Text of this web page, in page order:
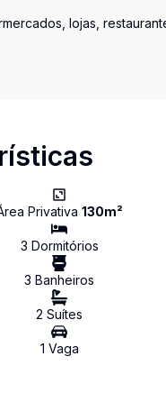
lojas,
Privativa 130m²
3 Dormitórios
3 Banheiros
2 Suítes
1 Vaga